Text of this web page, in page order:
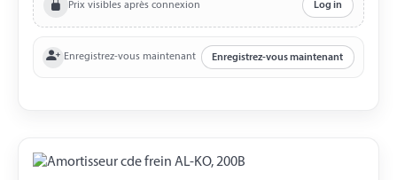
Prix visibles après connexion Log in
Enregistrez-vous maintenant Enregistrez-vous maintenant